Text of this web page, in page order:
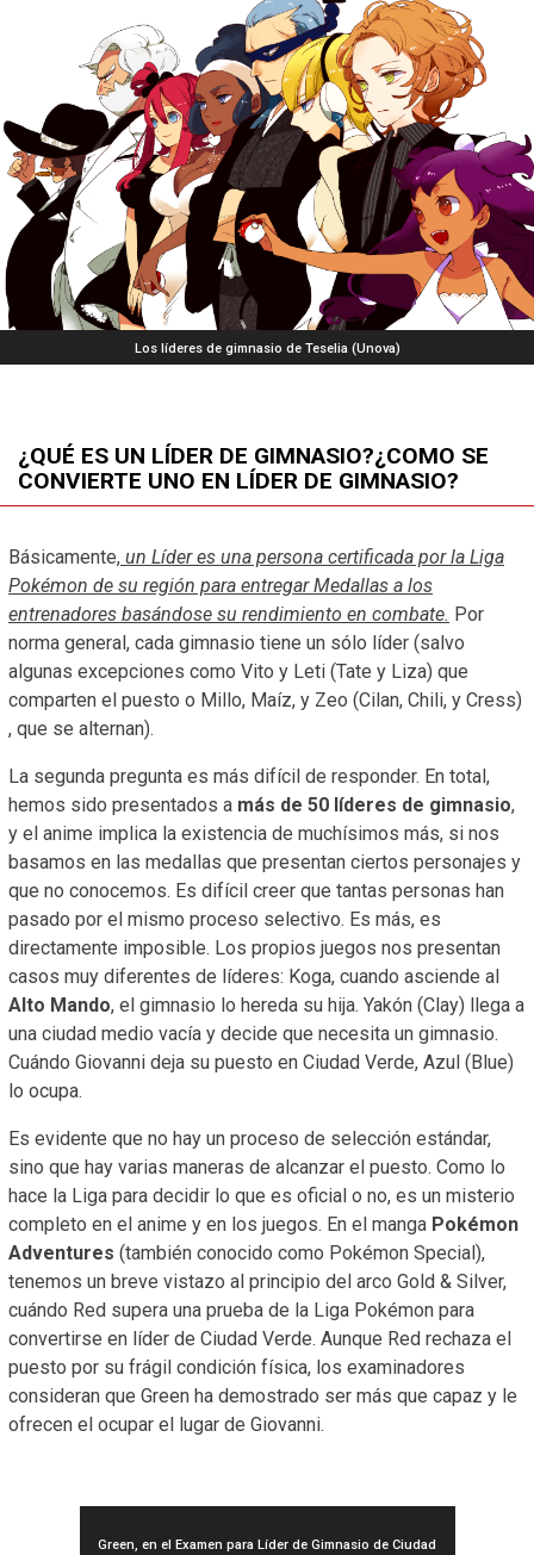
Los líderes de gimnasio de Teselia (Unova)
¿QUÉ ES UN LÍDER DE GIMNASIO?¿COMO SE
CONVIERTE UNO EN LÍDER DE GIMNASIO?
Básicamente, un Líder es una persona certificada por la Liga
Pokémon de su región para entregar Medallas a los
entrenadores basándose su rendimiento en combate. Por
norma general, cada gimnasio tiene un sólo líder (salvo
algunas excepciones como Vito y Leti (Tate y Liza) que
comparten el puesto o Millo, Maíz, y Zeo (Cilan, Chili, y Cress)
, que se alternan).
La segunda pregunta es más difícil de responder. En total,
hemos sido presentados a más de 50 líderes de gimnasio,
y el anime implica la existencia de muchísimos más, si nos
basamos en las medallas que presentan ciertos personajes y
que no conocemos. Es difícil creer que tantas personas han
pasado por el mismo proceso selectivo. Es más, es
directamente imposible. Los propios juegos nos presentan
casos muy diferentes de líderes: Koga, cuando asciende al
Alto Mando, el gimnasio lo hereda su hija. Yakón (Clay) llega a
una ciudad medio vacía y decide que necesita un gimnasio.
Cuándo Giovanni deja su puesto en Ciudad Verde, Azul (Blue)
lo ocupa.
Es evidente que no hay un proceso de selección estándar,
sino que hay varias maneras de alcanzar el puesto. Como lo
hace la Liga para decidir lo que es oficial o no, es un misterio
completo en el anime y en los juegos. En el manga Pokémon
Adventures (también conocido como Pokémon Special),
tenemos un breve vistazo al principio del arco Gold & Silver,
cuándo Red supera una prueba de la Liga Pokémon para
convertirse en líder de Ciudad Verde. Aunque Red rechaza el
puesto por su frágil condición física, los examinadores
consideran que Green ha demostrado ser más que capaz y le
ofrecen el ocupar el lugar de Giovanni.
Green, en el Examen para Líder de Gimnasio de Ciudad